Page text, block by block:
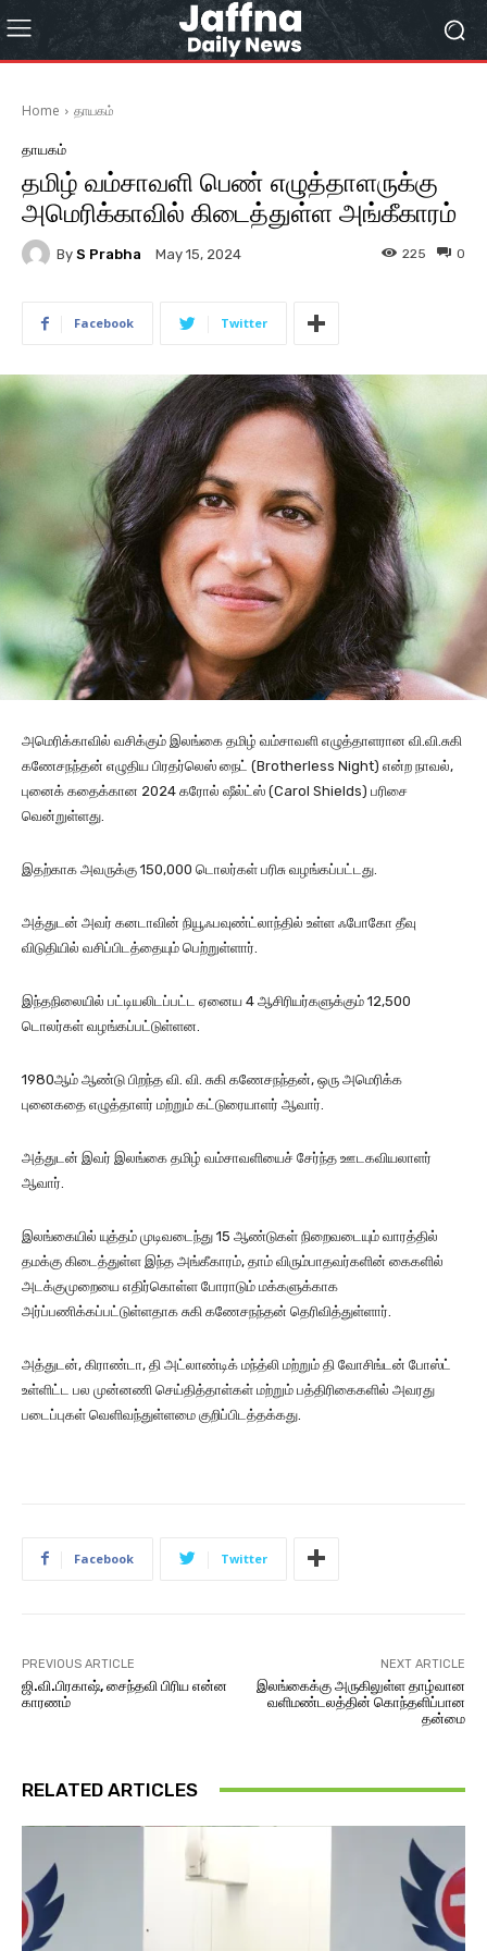
Home தாயகம்
தாயகம்
தமிழ் வம்சாவளி பெண் எழுத்தாளருக்கு
அமெரிக்காவில் கிடைத்துள்ள அங்கீகாரம்
By S Prabha May 15, 2024 0
225
Facebook Twitter
அமெரிக்காவில் வசிக்கும் இலங்கை தமிழ் வம்சாவளி எழுத்தாளரான வி.வி.சுகி
கணேசநந்தன் எழுதிய பிரதர்லெஸ் நைட் (Brotherless Night) என்ற நாவல்,
புனைக் கதைக்கான 2024 கரோல் ஷீல்ட்ஸ் (Carol Shields) பரிசை
வென்றுள்ளது.
இதற்காக அவருக்கு 150,000 டொலர்கள் பரிசு வழங்கப்பட்டது.
அத்துடன் அவர் கனடாவின் நியூஃபவுண்ட்லாந்தில் உள்ள ஃபோகோ தீவு
விடுதியில் வசிப்பிடத்தையும் பெற்றுள்ளார்.
இந்தநிலையில் பட்டியலிடப்பட்ட ஏனைய 4 ஆசிரியர்களுக்கும் 12,500
டொலர்கள் வழங்கப்பட்டுள்ளன.
1980ஆம் ஆண்டு பிறந்த வி. வி. சுகி கணேசநந்தன், ஒரு அமெரிக்க
புனைகதை எழுத்தாளர் மற்றும் கட்டுரையாளர் ஆவார்.
அத்துடன் இவர் இலங்கை தமிழ் வம்சாவளியைச் சேர்ந்த ஊடகவியலாளர்
ஆவார்.
இலங்கையில் யுத்தம் முடிவடைந்து 15 ஆண்டுகள் நிறைவடையும் வாரத்தில்
தமக்கு கிடைத்துள்ள இந்த அங்கீகாரம், தாம் விரும்பாதவர்களின் கைகளில்
அடக்குமுறையை எதிர்கொள்ள போராடும் மக்களுக்காக
அர்ப்பணிக்கப்பட்டுள்ளதாக சுகி கணேசநந்தன் தெரிவித்துள்ளார்.
அத்துடன், கிராண்டா, தி அட்லாண்டிக் மந்த்லி மற்றும் தி வோசிங்டன் போஸ்ட்
உள்ளிட்ட பல முன்னணி செய்தித்தாள்கள் மற்றும் பத்திரிகைகளில் அவரது
படைப்புகள் வெளிவந்துள்ளமை குறிப்பிடத்தக்கது.
Facebook Twitter
PREVIOUS ARTICLE
ஜி.வி.பிரகாஷ், சைந்தவி பிரிய என்ன
காரணம்
NEXT ARTICLE
இலங்கைக்கு அருகிலுள்ள தாழ்வான
வளிமண்டலத்தின் கொந்தளிப்பான
தன்மை
RELATED ARTICLES